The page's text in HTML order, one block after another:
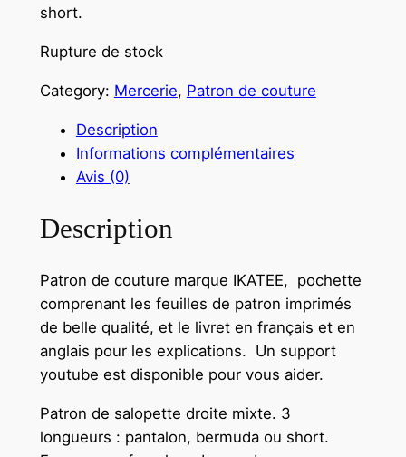
short.
Rupture de stock
Category: Mercerie, Patron de couture
Description
Informations complémentaires
Avis (0)
Description
Patron de couture marque IKATEE, pochette
comprenant les feuilles de patron imprimés
de belle qualité, et le livret en français et en
anglais pour les explications. Un support
youtube est disponible pour vous aider.
Patron de salopette droite mixte. 3
longueurs : pantalon, bermuda ou short.